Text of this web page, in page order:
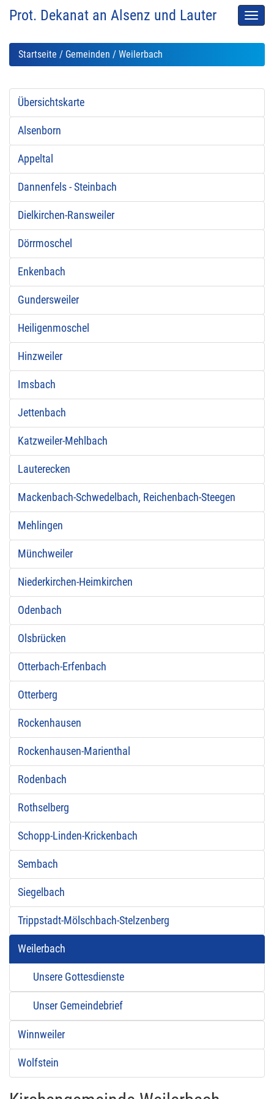
Prot. Dekanat an Alsenz und Lauter
Startseite / Gemeinden / Weilerbach
Übersichtskarte
Alsenborn
Appeltal
Dannenfels - Steinbach
Dielkirchen-Ransweiler
Dörrmoschel
Enkenbach
Gundersweiler
Heiligenmoschel
Hinzweiler
Imsbach
Jettenbach
Katzweiler-Mehlbach
Lauterecken
Mackenbach-Schwedelbach, Reichenbach-Steegen
Mehlingen
Münchweiler
Niederkirchen-Heimkirchen
Odenbach
Olsbrücken
Otterbach-Erfenbach
Otterberg
Rockenhausen
Rockenhausen-Marienthal
Rodenbach
Rothselberg
Schopp-Linden-Krickenbach
Sembach
Siegelbach
Trippstadt-Mölschbach-Stelzenberg
Weilerbach
Unsere Gottesdienste
Unser Gemeindebrief
Winnweiler
Wolfstein